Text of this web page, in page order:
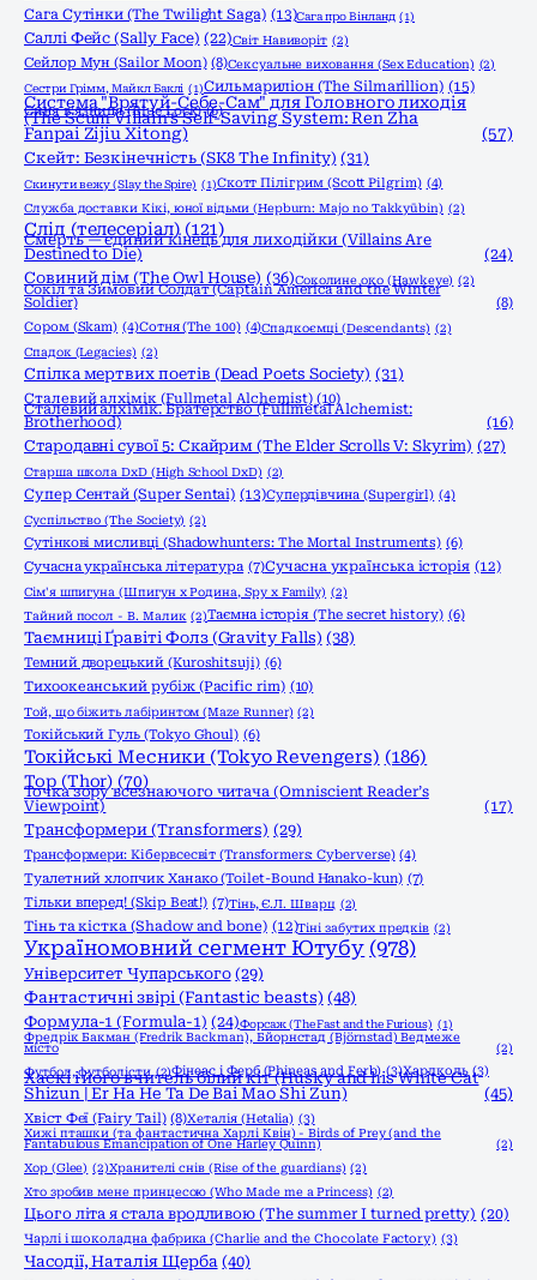
Сага Сутінки (The Twilight Saga) (13)Сага про Вінланд (1)
Саллі Фейс (Sally Face) (22)Світ Навиворіт (2)
Сейлор Мун (Sailor Moon) (8)Сексуальне виховання (Sex Education) (2)
Сестри Грімм, Майкл Баклі (1)Сильмариліон (The Silmarillion) (15)
Синя в'язниця (Blue Lock) (6)
Система "Врятуй-Себе-Сам" для Головного лиходія
(The Scum Villain's Self-Saving System: Ren Zha
Fanpai Zijiu Xitong)
(57)
Скейт: Безкінечність (SK8 The Infinity) (31)
Скинути вежу (Slay the Spire) (1)Скотт Пілігрим (Scott Pilgrim) (4)
Служба доставки Кікі, юної відьми (Hepburn: Majo no Takkyūbin) (2)
Слід (телесеріал) (121)
Смерть — єдиний кінець для лиходійки (Villains Are
Destined to Die)
(24)
Совиний дім (The Owl House) (36)Соколине око (Hawkeye) (2)
Сокіл та Зимовий Солдат (Captain America and the Winter
Soldier)
(8)
Сором (Skam) (4)Сотня (The 100) (4)Спадкоємці (Descendants) (2)
Спадок (Legacies) (2)
Спілка мертвих поетів (Dead Poets Society) (31)
Сталевий алхімік (Fullmetal Alchemist) (10)
Сталевий алхімік. Братерство (Fullmetal Alchemist:
Brotherhood) (16)
Стародавні сувої 5: Скайрим (The Elder Scrolls V: Skyrim) (27)
Старша школа DxD (High School DxD) (2)
Супер Сентай (Super Sentai) (13)Супердівчина (Supergirl) (4)
Суспільство (The Society) (2)
Сутінкові мисливці (Shadowhunters: The Mortal Instruments) (6)
Сучасна українська література (7)Сучасна українська історія (12)
Сім'я шпигуна (Шпигун x Родина, Spy x Family) (2)
Тайний посол - В. Малик (2)Таємна історія (The secret history) (6)
Таємниці Ґравіті Фолз (Gravity Falls) (38)
Темний дворецький (Kuroshitsuji) (6)
Тихоокеанський рубіж (Pacific rim) (10)
Той, що біжить лабіринтом (Maze Runner) (2)
Токійський Гуль (Tokyo Ghoul) (6)
Токійські Месники (Tokyo Revengers) (186)
Тор (Thor) (70)
Точка зору всезнаючого читача (Omniscient Reader’s
Viewpoint)
(17)
Трансформери (Transformers) (29)
Трансформери: Кібервсесвіт (Transformers: Cyberverse) (4)
Туалетний хлопчик Ханако (Toilet-Bound Hanako-kun) (7)
Тільки вперед! (Skip Beat!) (7)Тінь, Є.Л. Шварц (2)
Тінь та кістка (Shadow and bone) (12)Тіні забутих предків (2)
Україномовний сегмент Ютубу (978)
Університет Чупарського (29)
Фантастичні звірі (Fantastic beasts) (48)
Формула-1 (Formula-1) (24)Форсаж (The Fast and the Furious) (1)
Фредрік Бакман (Fredrik Backman), Бйорнстад (Björnstad) Ведмеже
місто
(2)
Футбол, футболісти (2)Фінеас і Ферб (Phineas and Ferb) (3)Хардколь (3)
Хаскі і його вчитель білий кіт (Husky and his White Cat
Shizun | Er Ha He Ta De Bai Mao Shi Zun)
(45)
Хвіст Феї (Fairy Tail) (8)Хеталія (Hetalia) (3)
Хижі пташки (та фантастична Харлі Квін) - Birds of Prey (and the
Fantabulous Emancipation of One Harley Quinn)
(2)
Хор (Glee) (2)Хранителі снів (Rise of the guardians) (2)
Хто зробив мене принцесою (Who Made me a Princess) (2)
Цього літа я стала вродливою (The summer I turned pretty) (20)
Чарлі і шоколадна фабрика (Charlie and the Chocolate Factory) (3)
Часодії, Наталія Щерба (40)